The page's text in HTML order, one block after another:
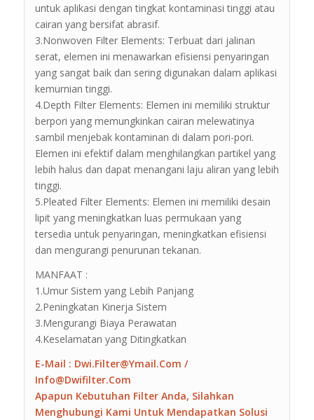
untuk aplikasi dengan tingkat kontaminasi tinggi atau
cairan yang bersifat abrasif.
3.Nonwoven Filter Elements: Terbuat dari jalinan
serat, elemen ini menawarkan efisiensi penyaringan
yang sangat baik dan sering digunakan dalam aplikasi
kemurnian tinggi.
4.Depth Filter Elements: Elemen ini memiliki struktur
berpori yang memungkinkan cairan melewatinya
sambil menjebak kontaminan di dalam pori-pori.
Elemen ini efektif dalam menghilangkan partikel yang
lebih halus dan dapat menangani laju aliran yang lebih
tinggi.
5.Pleated Filter Elements: Elemen ini memiliki desain
lipit yang meningkatkan luas permukaan yang
tersedia untuk penyaringan, meningkatkan efisiensi
dan mengurangi penurunan tekanan.
MANFAAT :
1.Umur Sistem yang Lebih Panjang
2.Peningkatan Kinerja Sistem
3.Mengurangi Biaya Perawatan
4.Keselamatan yang Ditingkatkan
E-Mail : Dwi.Filter@Ymail.Com /
Info@Dwifilter.Com
Apapun Kebutuhan Filter Anda, Silahkan
Menghubungi Kami Untuk Mendapatkan Solusi